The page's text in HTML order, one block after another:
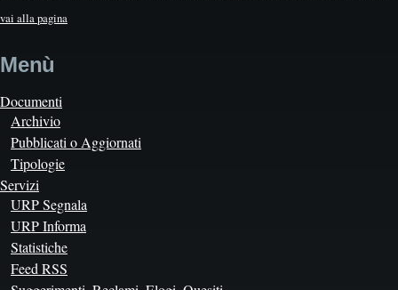
vai alla pagina
Menù
Documenti
Archivio
Pubblicati o Aggiornati
Tipologie
Servizi
URP Segnala
URP Informa
Statistiche
Feed RSS